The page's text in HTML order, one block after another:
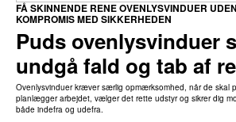
Puds ovenlysvinduer
undgå fald og tab af
FÅ SKINNENDE RENE OVENLYSVINDUER
KOMPROMIS MED SIKKERHEDEN
Ovenlysvinduer kræver særlig opmærksomhed, når de skal
planlægger arbejdet, vælger det rette udstyr og sikrer dig
både indefra og udefra.